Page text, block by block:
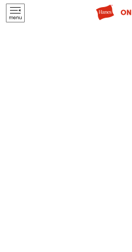
script>